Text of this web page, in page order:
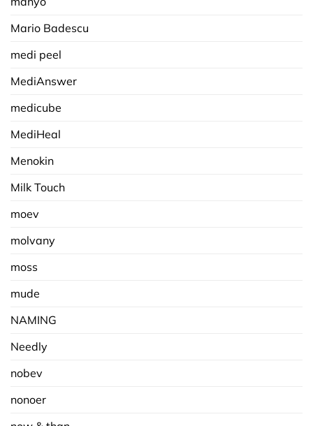
Mario Badescu
medi peel
MediAnswer
medicube
MediHeal
Menokin
Milk Touch
moev
molvany
moss
mude
NAMING
Needly
nobev
nonoer